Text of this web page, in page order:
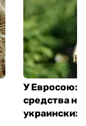
У
средства